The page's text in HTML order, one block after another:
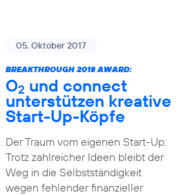
05. Oktober 2017
BREAKTHROUGH 2018 AWARD:
O2 und connect
unterstützen kreative
Start-Up-Köpfe
Der Traum vom eigenen Start-Up:
Trotz zahlreicher Ideen bleibt der
Weg in die Selbstständigkeit
wegen fehlender finanzieller